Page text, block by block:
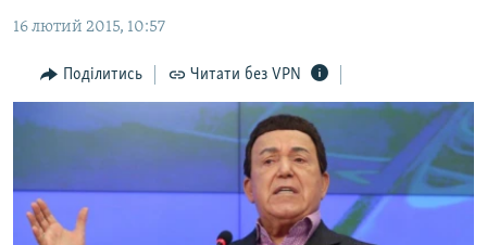
основної
Перейти
до
пошуку
БЛОГИ
ПОГЛЯД
ІНТЕРВ'Ю
ВСЕ ЗА ДЕНЬ
СПЕЦПРОЕКТИ
ДЕПОРТАЦІЯ
ЯК ОБІЙТИ БЛОКУВАННЯ
16 лютий 2015, 10:57
Поділитись Читати без VPN